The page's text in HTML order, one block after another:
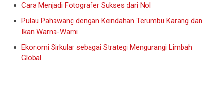
Cara Menjadi Fotografer Sukses dari Nol
Pulau Pahawang dengan Keindahan Terumbu Karang dan
Ikan Warna-Warni
Ekonomi Sirkular sebagai Strategi Mengurangi Limbah
Global